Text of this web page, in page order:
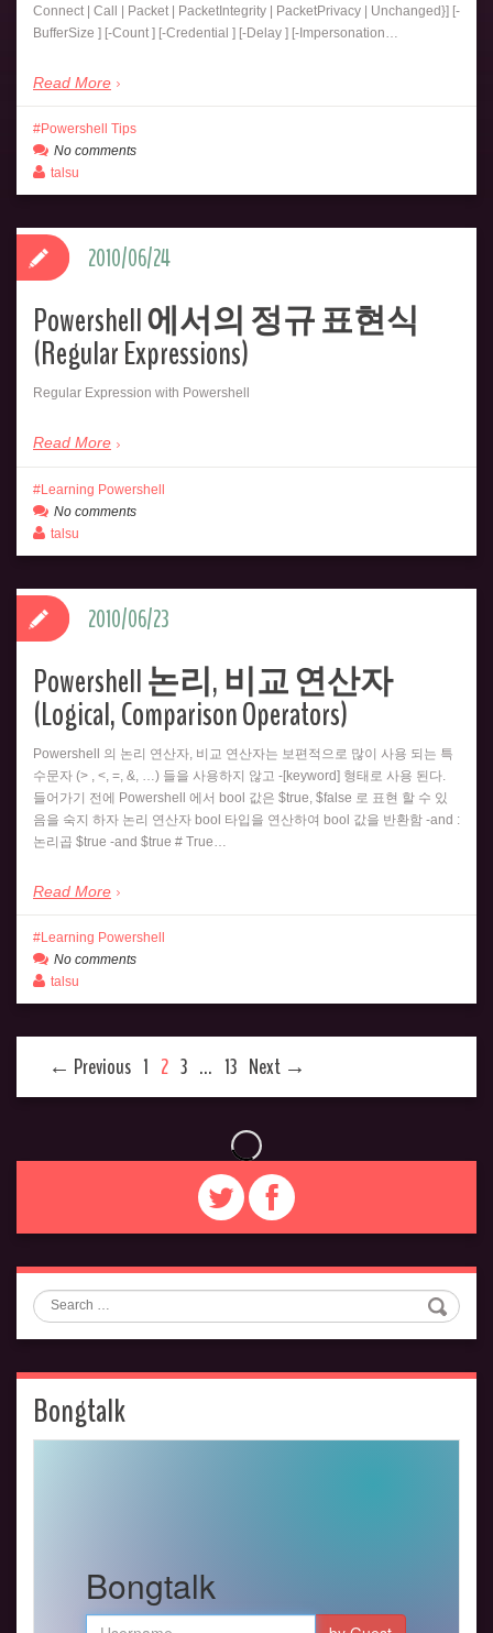
Connect | Call | Packet | PacketIntegrity | PacketPrivacy | Unchanged}] [-
BufferSize ] [-Count ] [-Credential ] [-Delay ] [-Impersonation…
Read More
Powershell Tips
No comments
talsu
Powershell 에서의 정규 표현식
(Regular Expressions)
Regular Expression with Powershell
Read More
2010/06/24
Learning Powershell
No comments
talsu
Powershell 논리, 비교 연산자
(Logical, Comparison Operators)
Powershell 의 논리 연산자, 비교 연산자는 보편적으로 많이 사용 되는 특
수문자 (> , <, =, &, …) 들을 사용하지 않고 -[keyword] 형태로 사용 된다.
들어가기 전에 Powershell 에서 bool 값은 $true, $false 로 표현 할 수 있
음을 숙지 하자 논리 연산자 bool 타입을 연산하여 bool 값을 반환함 -and :
논리곱 $true -and $true # True…
Read More
2010/06/23
Learning Powershell
No comments
talsu
← Previous 1 2 3 … 13 Next →
Search
Bongtalk